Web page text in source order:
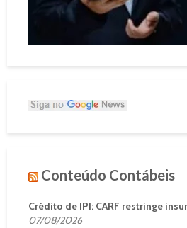
Conteúdo Contábeis
Crédito de IPI: CARF restringe
07/08/2026